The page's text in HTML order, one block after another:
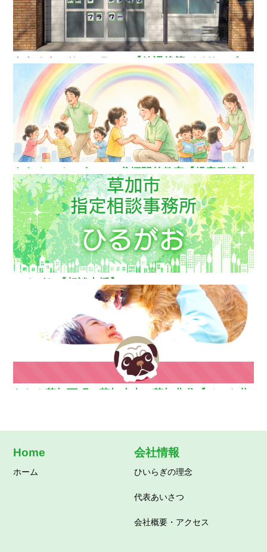
ああるまつりかフラワー【放課後等デイサービ
ス】
ああるレインボーDuo谷塚駅前教室【児童発達支
援】
ひるがお【相談支援】
わおん草加西町・草加小山・草加北谷【ペット共
Home
ホーム
会社情報
ひいらぎの理念
代表あいさつ
会社概要・アクセス